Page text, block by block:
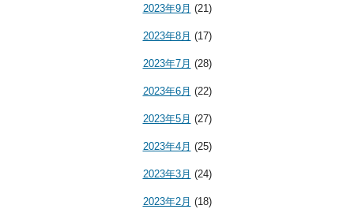
2023年9月 (21)
2023年8月 (17)
2023年7月 (28)
2023年6月 (22)
2023年5月 (27)
2023年4月 (25)
2023年3月 (24)
2023年2月 (18)